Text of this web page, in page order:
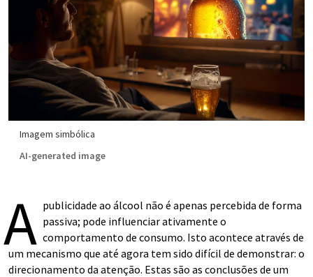
Imagem simbólica
AI-generated image
A publicidade ao álcool não é apenas percebida de forma
passiva; pode influenciar ativamente o
comportamento de consumo. Isto acontece através de
um mecanismo que até agora tem sido difícil de demonstrar: o
direcionamento da atenção. Estas são as conclusões de um